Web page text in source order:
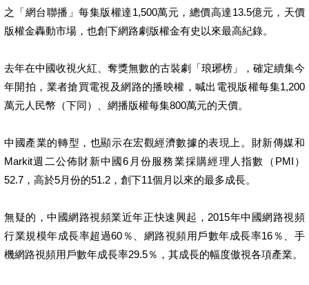
之「網台聯播」每集版權達1,500萬元，總價高達13.5億元，天價
版權金轟動市場，也創下網路劇版權金有史以來最高紀錄。
去年在中國收視火紅、奪獎無數的古裝劇「琅琊榜」，確定續集今
年開拍，業者搶買電視及網路的播映權，喊出電視版權每集1,200
萬元人民幣（下同）、網播版權每集800萬元的天價。
中國產業的轉型，也顯示在宏觀經濟數據的表現上。財新傳媒和
Markit週二公佈財新中國6月份服務業採購經理人指數（PMI）
52.7，高於5月份的51.2，創下11個月以來的最多成長。
無疑的，中國網路視頻業近年正快速興起，2015年中國網路視頻
行業規模年成長率超過60％、網路視頻用戶數年成長率16％、手
機網路視頻用戶數年成長率29.5％，其成長的幅度傲視各項產業。